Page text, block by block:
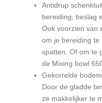
Antidrup
bereiding, beslag
Ook voorzien van
om je bereiding te
spatten. Of om te
de Mixing bowl
Gekorrelde
Door de gladde
ze makkelijker te